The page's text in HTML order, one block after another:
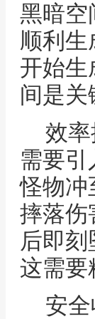
黑暗空
顺利
开始生
间是关
效
需要
怪物冲
摔落伤
后即
这需要
安